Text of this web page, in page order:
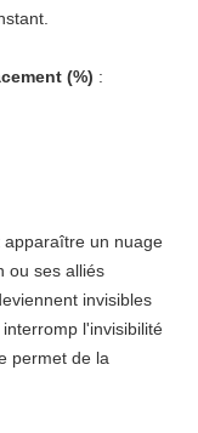
(%) :
apparaître un nuage
ou ses alliés
invisibles
l'invisibilité
permet de la